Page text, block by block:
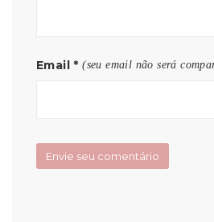
Email * (seu email não será